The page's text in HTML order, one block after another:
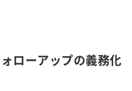
ローアップの義務化